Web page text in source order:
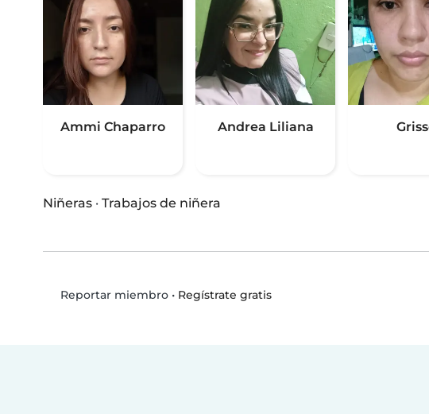
Ammi Chaparro Andrea Liliana
Niñeras · Trabajos de niñera
Reportar miembro• Regístrate gratis